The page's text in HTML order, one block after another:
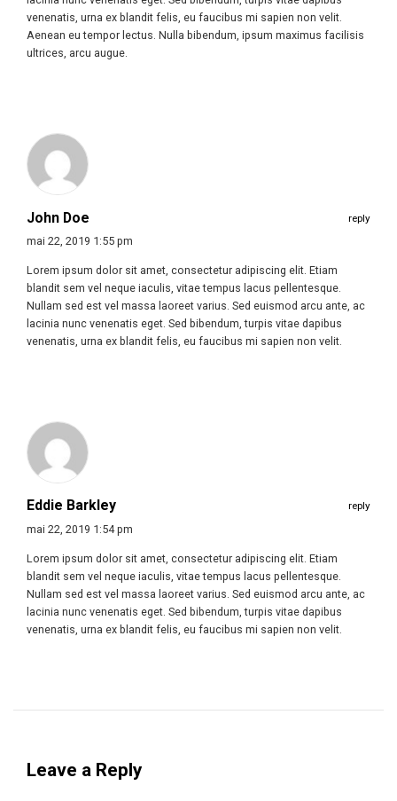
venenatis, urna ex blandit felis, eu faucibus mi sapien non velit.
Aenean eu tempor lectus. Nulla bibendum, ipsum maximus facilisis
ultrices, arcu augue.
John Doe reply
mai 22, 2019 1:55 pm
Lorem ipsum dolor sit amet, consectetur adipiscing elit. Etiam
blandit sem vel neque iaculis, vitae tempus lacus pellentesque.
Nullam sed est vel massa laoreet varius. Sed euismod arcu ante, ac
lacinia nunc venenatis eget. Sed bibendum, turpis vitae dapibus
venenatis, urna ex blandit felis, eu faucibus mi sapien non velit.
Eddie Barkley reply
mai 22, 2019 1:54 pm
Lorem ipsum dolor sit amet, consectetur adipiscing elit. Etiam
blandit sem vel neque iaculis, vitae tempus lacus pellentesque.
Nullam sed est vel massa laoreet varius. Sed euismod arcu ante, ac
lacinia nunc venenatis eget. Sed bibendum, turpis vitae dapibus
venenatis, urna ex blandit felis, eu faucibus mi sapien non velit.
Leave a Reply